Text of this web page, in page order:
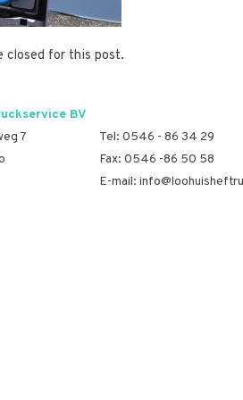
closed for this post.
BV
7
Tel: 0546 - 86 34 29
Fax: 0546 -86 50 58
E-mail: